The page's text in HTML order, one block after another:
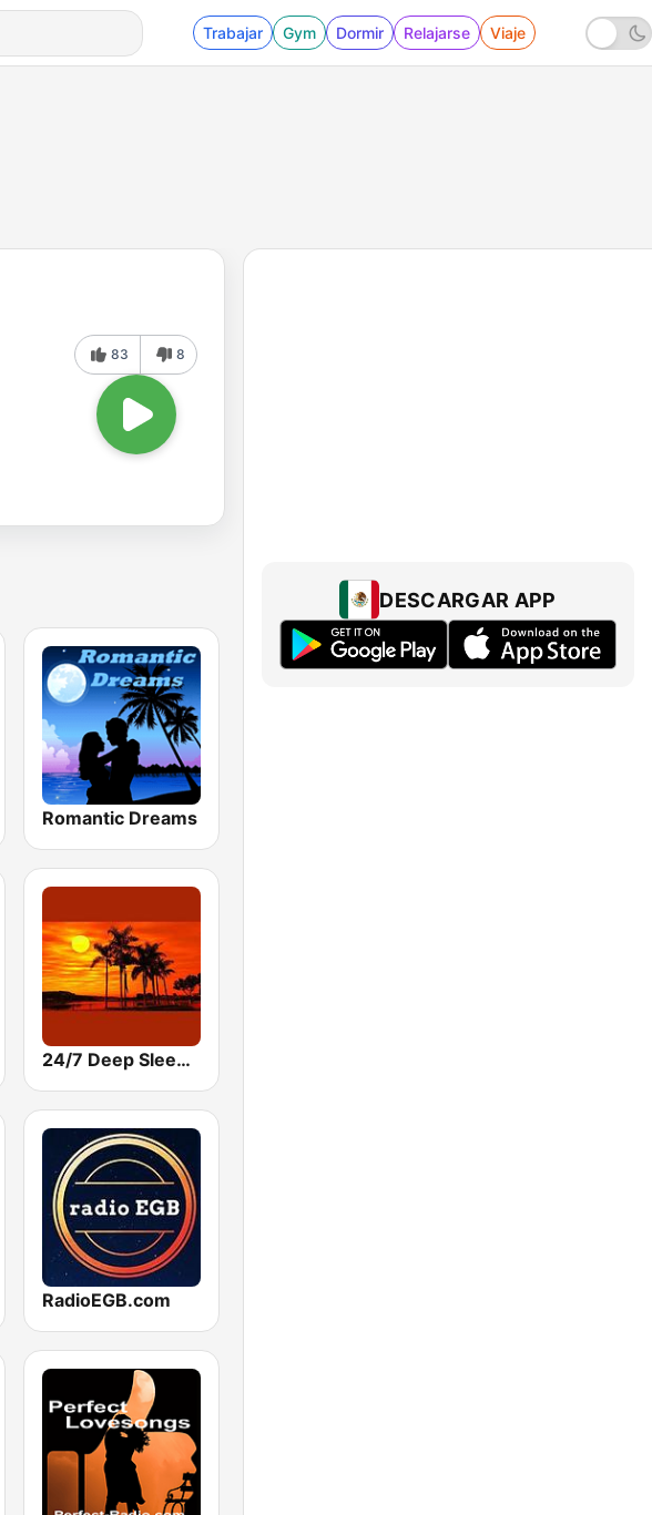
Trabajar Gym Dormir Relajarse Viaje
83 8
Romantic Dreams
24/7 Deep Sleep Music Relaxing Music Insomnia Sleep Relaxing Music Study Sleep Meditation
RadioEGB.com
DESCARGAR APP